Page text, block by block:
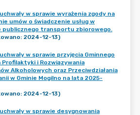
w sprawie wyrażenia zgody na
umów o świadczenie usług w
publicznego transportu zbiorowego.
2024-12-13)
w sprawie przyjęcia Gminnego
Profilaktyki i Rozwiązywania
Alkoholowych oraz Przeciwdziałania
w Gminie Mogilno na lata 2025-
2024-12-13)
w sprawie desygnowania